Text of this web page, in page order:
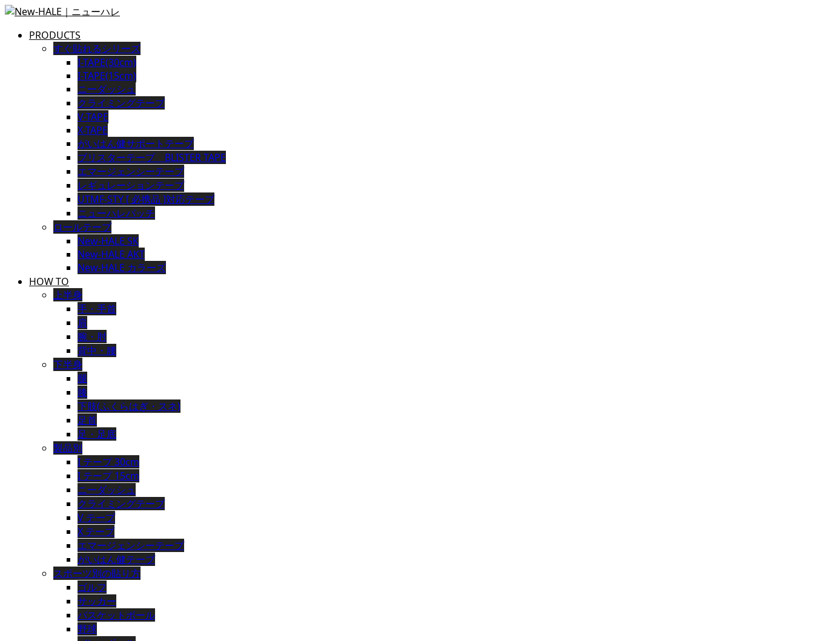
PRODUCTS
すぐ貼れるシリーズ
I-TAPE(30cm)
I-TAPE(15cm)
ニーダッシュ
クライミングテープ
V-TAPE
X-TAPE
がいはん健サポートテープ
ブリスターテープ BLISTER TAPE
エマージェンシーテープ
レギュレーションテープ
UTMF-STY [ 必携品 ]対応テープ
ニューハレパッチ
ロールテープ
New-HALE SK
New-HALE AKT
New-HALE カラーズ
HOW TO
上半身
手・手首
肩
腕・肘
背中・腰
下半身
腿
膝
下肢(ふくらはぎ・スネ)
足首
足・足底
製品別
I テープ 30cm
I テープ 15cm
ニーダッシュ
クライミングテープ
V テープ
X テープ
エマージェンシーテープ
がいはん健テープ
スポーツ別の貼り方
ゴルフ
サッカー
バスケットボール
野球